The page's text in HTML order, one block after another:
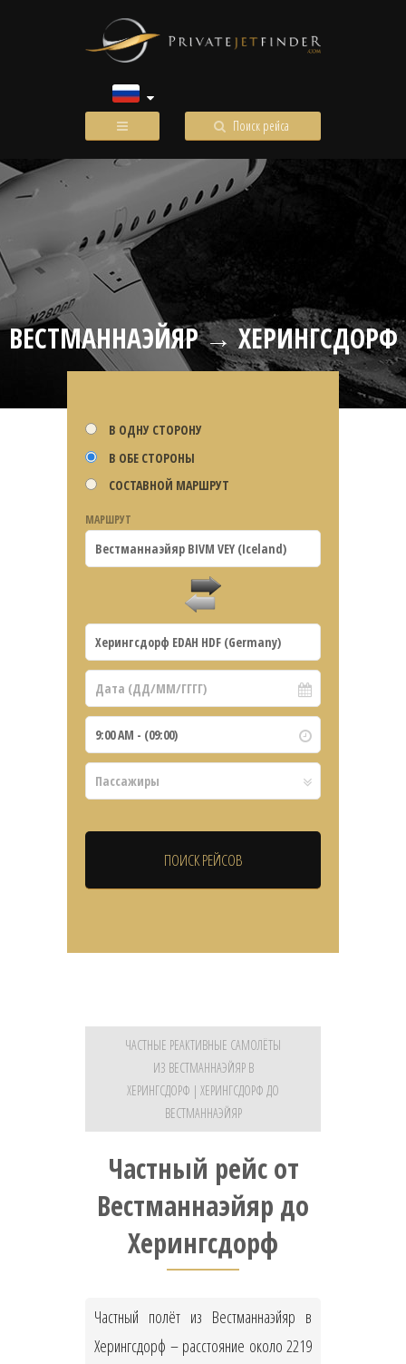
Поиск рейса
ВЕСТМАННАЭЙЯР → ХЕРИНГСДОРФ
В ОДНУ СТОРОНУ
В ОБЕ СТОРОНЫ
СОСТАВНОЙ МАРШРУТ
МАРШРУТ
ЧАСТНЫЕ РЕАКТИВНЫЕ САМОЛЁТЫ
ИЗ ВЕСТМАННАЭЙЯР В
ХЕРИНГСДОРФ | ХЕРИНГСДОРФ ДО
ВЕСТМАННАЭЙЯР
Частный рейс от
Вестманнаэйяр до
Херингсдорф
Частный полёт из Вестманнаэйяр в
Херингсдорф – расстояние около 2219